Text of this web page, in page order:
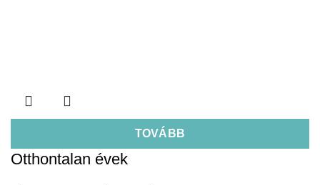
TOVÁBB
Otthontalan évek